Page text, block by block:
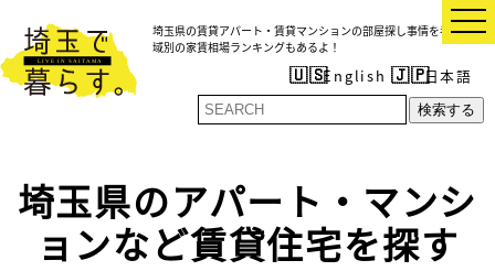
埼玉県の賃貸アパート・賃貸マンションの部屋探し事情を考察！地
域別の家賃相場ランキングもあるよ！
English 日本語
検索する
t
o
g
l
e
n
a
埼玉県のアパート・マンシ
ョンなど賃貸住宅を探す